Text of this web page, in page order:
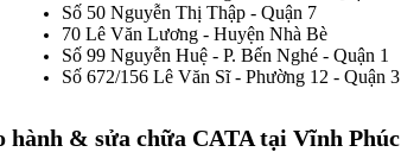
Số 50 Nguyễn Thị Thập - Quận 7
70 Lê Văn Lương - Huyện Nhà Bè
Số 99 Nguyễn Huệ - P. Bến Nghé - Quận 1
Số 672/156 Lê Văn Sĩ - Phường 12 - Quận 3
hành & sửa chữa CATA tại Vĩnh Phúc